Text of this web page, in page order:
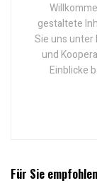
gestaltete
Sie uns
und
Einblicke
Für Sie empfohlen